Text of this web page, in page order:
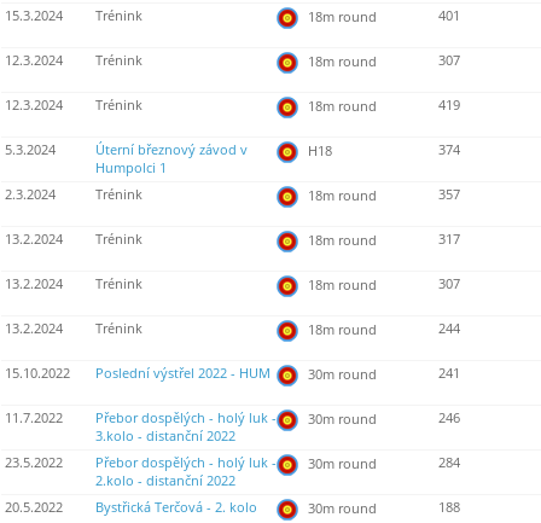
15.3.2024 Trénink 18m round 401
12.3.2024 Trénink 18m round 307
12.3.2024 Trénink 18m round 419
5.3.2024
Úterní březnový závod v
Humpolci 1
H18 374
2.3.2024 Trénink 18m round 357
13.2.2024 Trénink 18m round 317
13.2.2024 Trénink 18m round 307
13.2.2024 Trénink 18m round 244
15.10.2022 Poslední výstřel 2022 - HUM 30m round 241
11.7.2022
Přebor dospělých - holý luk -
3.kolo - distanční 2022
30m round 246
23.5.2022
Přebor dospělých - holý luk -
2.kolo - distanční 2022
30m round 284
20.5.2022 Bystřická Terčová - 2. kolo 30m round 188